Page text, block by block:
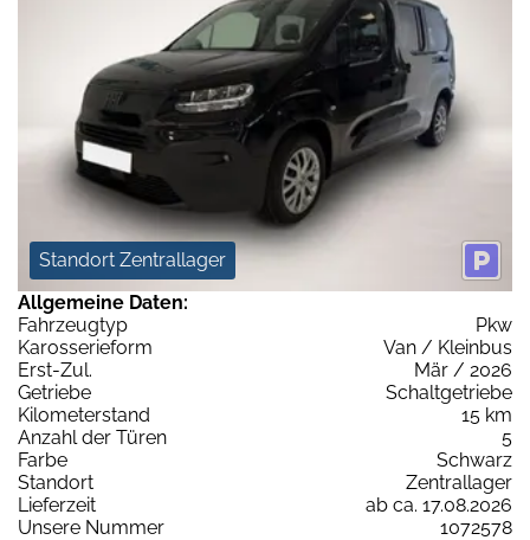
Standort Zentrallager
Allgemeine Daten:
Fahrzeugtyp
Pkw
Karosserieform
Van / Kleinbus
Erst-Zul.
Mär / 2026
Getriebe
Schaltgetriebe
Kilometerstand
15 km
Anzahl der Türen
5
Farbe
Schwarz
Standort
Zentrallager
Lieferzeit
ab ca. 17.08.2026
Unsere Nummer
1072578